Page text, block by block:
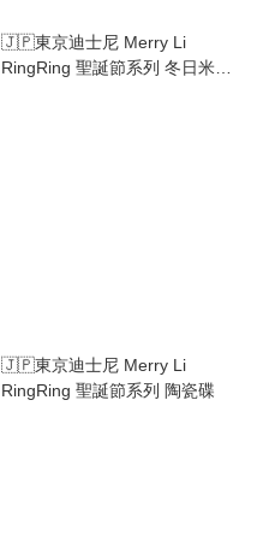
🇯🇵東京迪士尼 Merry Li
RingRing 聖誕節系列 冬日米奇
🇯🇵東京迪士尼 Merry Li
RingRing 聖誕節系列 陶瓷碟